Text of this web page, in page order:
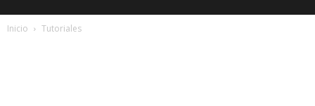
Inicio Tutoriales